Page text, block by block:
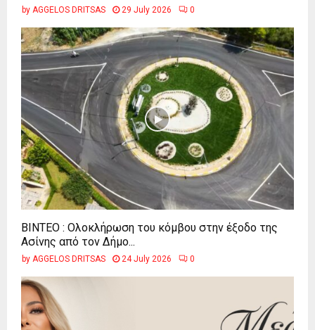
by AGGELOS DRITSAS 29 July 2026 0
ΒΙΝΤΕΟ : Ολοκλήρωση του κόμβου στην έξοδο της
Ασίνης από τον Δήμο...
by AGGELOS DRITSAS 24 July 2026 0